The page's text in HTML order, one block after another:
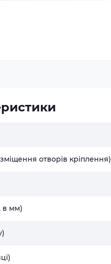
отворів кріплення)
в мм)